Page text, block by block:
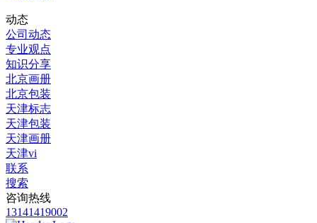
动态
公司动态
专业观点
知识分享
北京画册
北京包装
天津标志
天津包装
天津画册
天津vi
联系
搜索
咨询热线
13141419002